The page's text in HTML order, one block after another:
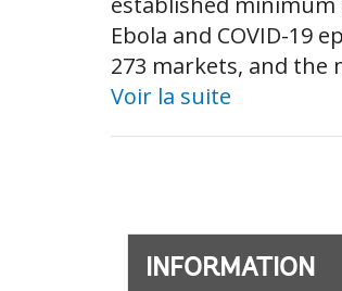
Ebola and COVID-19
273 markets, and
Voir la suite
INFORMATION